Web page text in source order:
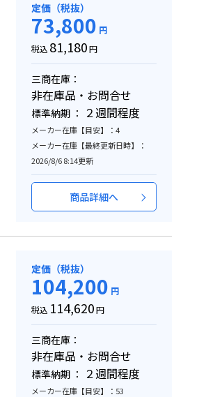
定価（税抜）
73,800 円
税込 81,180円
三商在庫：
非在庫品・お問合せ
標準納期 ： ２週間程度
メーカー在庫【目安】：4
メーカー在庫【最終更新日時】：
2026/8/6 8:14更新
商品詳細へ
定価（税抜）
104,200 円
税込 114,620円
三商在庫：
非在庫品・お問合せ
標準納期 ： ２週間程度
メーカー在庫【目安】：53